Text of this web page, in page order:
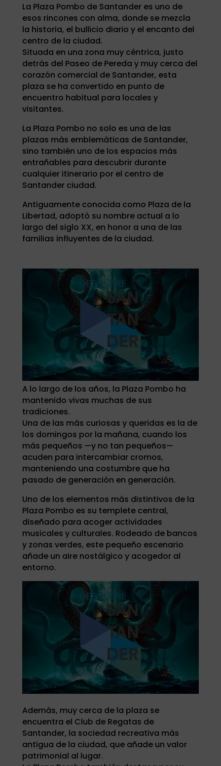
La Plaza Pombo de Santander es uno de
esos rincones con alma, donde se mezcla
la historia, el bullicio diario y el encanto del
centro de la ciudad.
Situada en una zona muy céntrica, justo
detrás del Paseo de Pereda y muy cerca del
corazón comercial de Santander, esta
plaza se ha convertido en punto de
encuentro habitual para locales y
visitantes.
La Plaza Pombo no solo es una de las
plazas más emblemáticas de Santander,
sino también uno de los espacios más
entrañables para descubrir durante
cualquier itinerario por el centro de
Santander ciudad.
Antiguamente conocida como Plaza de la
Libertad, adoptó su nombre actual a lo
largo del siglo XX, en honor a una de las
familias influyentes de la ciudad.
A lo largo de los años, la Plaza Pombo ha
mantenido vivas muchas de sus
tradiciones.
Una de las más curiosas y queridas es la de
los domingos por la mañana, cuando los
más pequeños —y no tan pequeños—
acuden para intercambiar cromos,
manteniendo una costumbre que ha
pasado de generación en generación.
Uno de los elementos más distintivos de la
Plaza Pombo es su templete central,
diseñado para acoger actividades
musicales y culturales. Rodeado de bancos
y zonas verdes, este pequeño escenario
añade un aire nostálgico y acogedor al
entorno.
Además, muy cerca de la plaza se
encuentra el Club de Regatas de
Santander, la sociedad recreativa más
antigua de la ciudad, que añade un valor
patrimonial al lugar.